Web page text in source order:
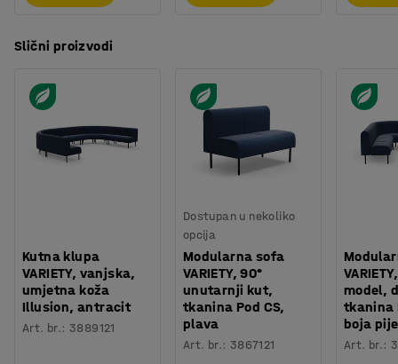
Slični proizvodi
Kutna klupa
VARIETY, vanjska,
umjetna koža
Illusion, antracit
Art. br.:3889121
Dostupan u nekoliko
opcija
Modularna sofa
VARIETY, 90°
unutarnji kut,
tkanina Pod CS,
plava
Art. br.: 3867121
model,
tkanina
boja
Art. br.: